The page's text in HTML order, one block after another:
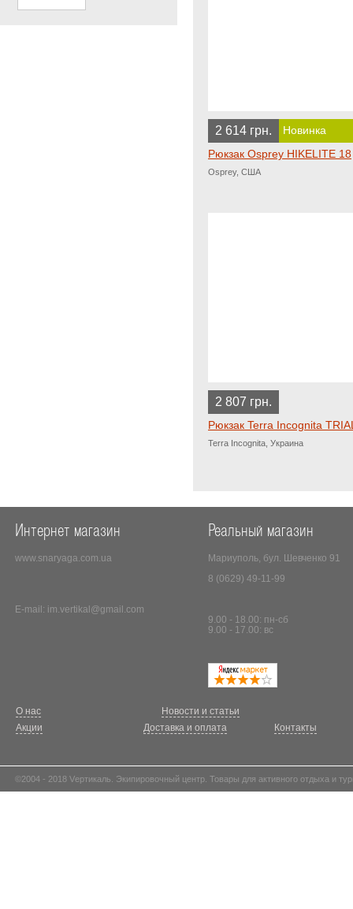
2 614 грн. Новинка
Рюкзак Osprey HIKELITE 18
Osprey, США
2 807 грн.
Рюкзак Terra Incognita
Terra Incognita, Украина
Интернет магазин
www.snaryaga.com.ua
E-mail: im.vertikal@gmail.com
Реальный магазин
Мариуполь, бул. Шевченко 91
8 (0629) 49-11-99
9.00 - 18.00: пн-сб
9.00 - 17.00: вс
О нас
Новости и статьи
Акции
Доставка и оплата Контакты
©2004 - 2018 Vертикаль. Экипировочный центр. Товары для активного отдыха и